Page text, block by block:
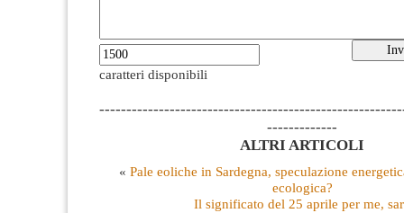
caratteri disponibili
-------------
ALTRI ARTICOLI
« Pale eoliche in Sardegna, speculazione
ecologica?
Il significato del 25 aprile per me,